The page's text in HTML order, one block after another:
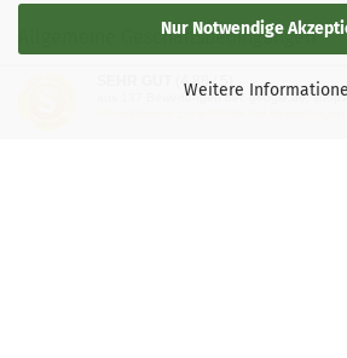
Nur Notwendige
Weitere
Allgemeine Geschäftsbedingungen
Widerrufsbelehrung(4.88 / 5)
Bewertungen bei: google.de,